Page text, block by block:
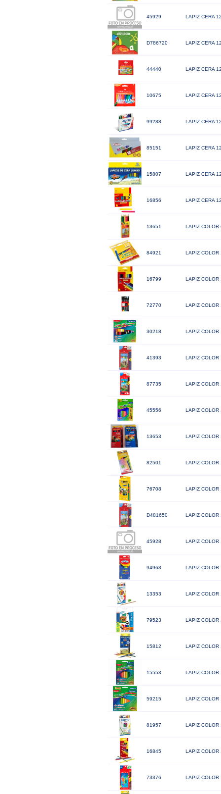
45929 LAPIZ CERA
D786720 LAPIZ CERA
44440 LAPIZ CERA
10675 LAPIZ CERA
99288 LAPIZ CERA
85151 LAPIZ CERA
15807 LAPIZ CERA
16856 LAPIZ CERA
13651 LAPIZ COLOR
84921 LAPIZ COLOR
16799 LAPIZ COLOR
72770 LAPIZ COLOR
30218 LAPIZ COLOR
41393 LAPIZ COLOR
87735 LAPIZ COLOR
45556 LAPIZ COLOR
13653 LAPIZ COLOR
82501 LAPIZ COLOR
76708 LAPIZ COLOR
D481650 LAPIZ COLOR
45928 LAPIZ COLOR
94968 LAPIZ COLOR
13353 LAPIZ COLOR
79523 LAPIZ COLOR
15812 LAPIZ COLOR
15553 LAPIZ COLOR
59215 LAPIZ COLOR
81957 LAPIZ COLOR
16845 LAPIZ COLOR
73376 LAPIZ COLOR